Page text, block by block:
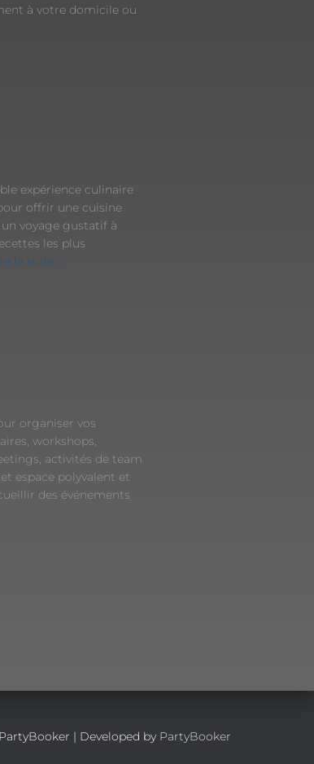
à votre domicile ou
expérience culinaire
offrir une cuisine
voyage gustatif à
les plus
la suite…
organiser vos
workshops,
activités de team
espace polyvalent et
des événements
PartyBooker | Developed by PartyBooker